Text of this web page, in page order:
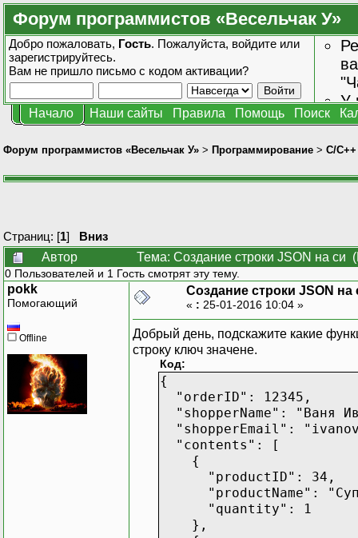
Форум программистов «Весельчак У»
Добро пожаловать, Гость. Пожалуйста, войдите или
зарегистрируйтесь.
Вам не пришло письмо с кодом активации?
У
Начало Наши сайты Правила Помощь Поиск
Форум программистов «Весельчак У» > Программирование > C/C++
Страниц: [1] Вниз
Автор
Тема: Создание строки JSON на си
0 Пользователей и 1 Гость смотрят эту тему.
pokk
Помогающий
Offline
Создание строки JSON на
« : 25-01-2016 10:04 »
Добрый день, подскажите какие
строку ключ значене.
Код:
{
"orderID": 12345,
"shopperName": "Ваня
"shopperEmail":
"contents": [
{
"productID": 34,
"productName":
"quantity": 1
},